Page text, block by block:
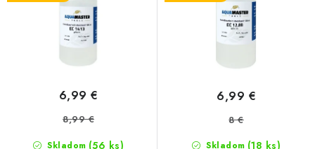
Skladom (56 ks)
6,99 €
8,99 €
Skladom (18 ks)
6,99 €
8 €